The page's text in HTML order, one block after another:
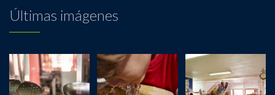
Últimas imágenes